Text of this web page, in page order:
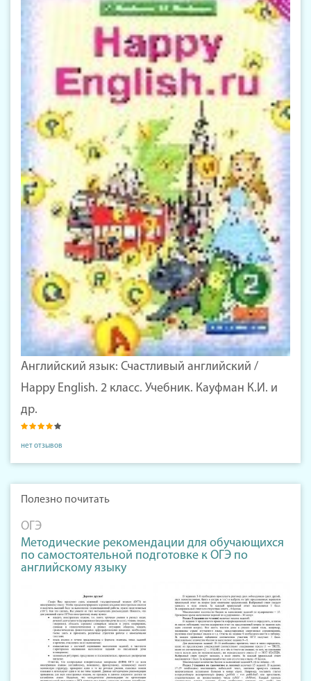
Английский язык: Счастливый английский /
Happy English. 2 класс. Учебник. Кауфман К.И. и
др.
нет отзывов
Полезно почитать
ОГЭ
Методические рекомендации для обучающихся
по самостоятельной подготовке к ОГЭ по
английскому языку